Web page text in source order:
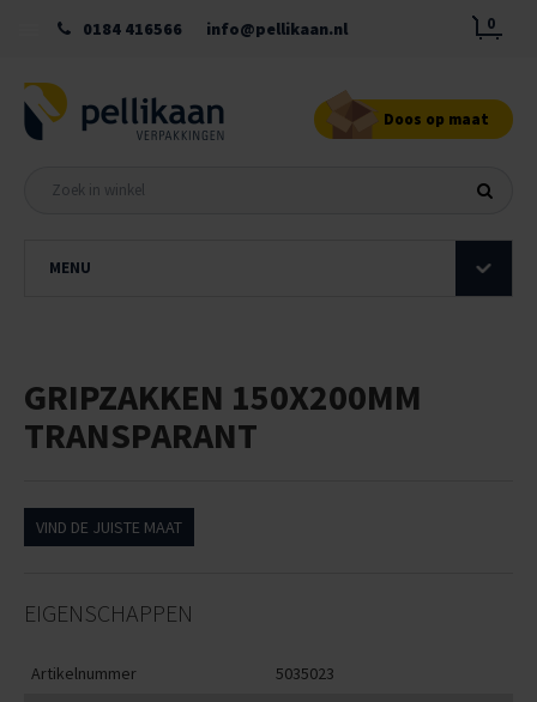
0184 416566 info@pellikaan.nl 0
Doos op maat
MENU
GRIPZAKKEN 150X200MM
TRANSPARANT
VIND DE JUISTE MAAT
EIGENSCHAPPEN
Artikelnummer
5035023